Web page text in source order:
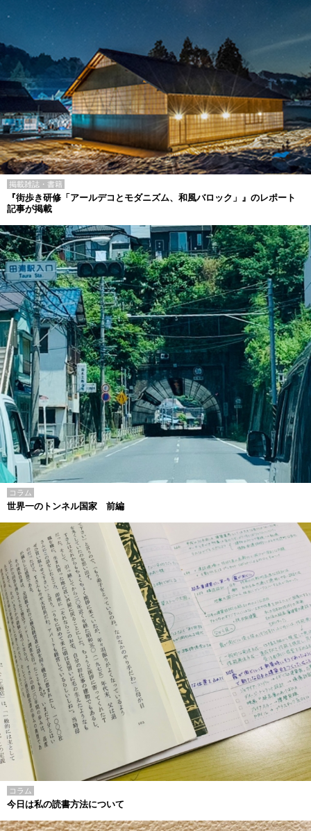
掲載雑誌・書籍
『街歩き研修「アールデコとモダニズム、和風バロック」』のレポート
記事が掲載
コラム
世界一のトンネル国家 前編
コラム
今日は私の読書方法について